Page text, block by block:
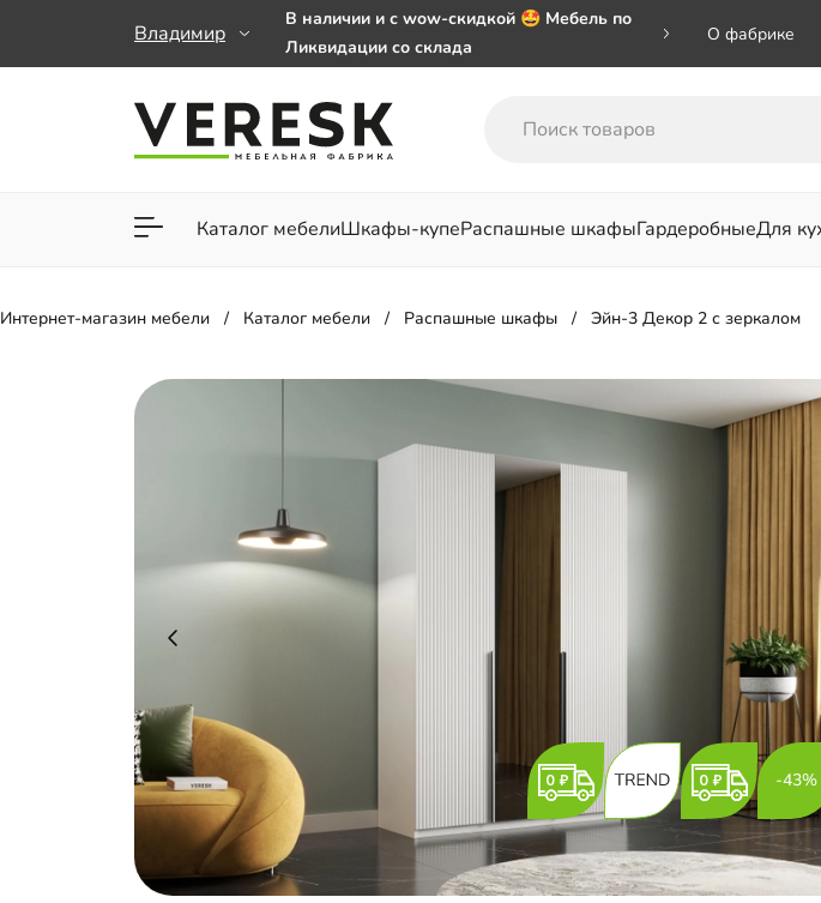
Владимир
В наличии и с wow-скидкой 🤩 Мебель по
Ликвидации со склада
заказе от 50 000 ₽
Важно! Наш Whatsapp переехал на номер
О фабрике
Каталог мебелиШкафы-купеРаспашные шкафыГардеробныеДля
Для гостиной Для спальни
Интернет-магазин мебели Каталог мебели Распашные шкафы Эйн-3 Декор 2 с зеркалом
-43%